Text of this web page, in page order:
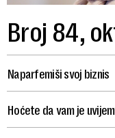
Broj 84,
Naparfemiši svoj biznis
Hoćete da vam je